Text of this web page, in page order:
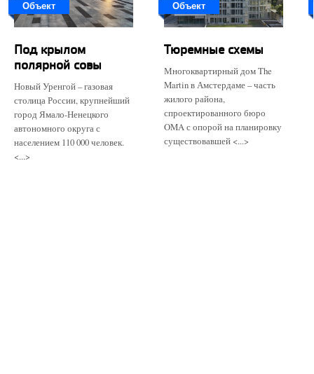
Объект
Под крылом
полярной совы
Новый Уренгой – газовая
столица России, крупнейший
город Ямало-Ненецкого
автономного округа с
населением 110 000 человек.
<...>
Объект
Тюремные схемы
Многоквартирный дом The
Martin в Амстердаме – часть
жилого района,
спроектированного бюро
OMA с опорой на планировку
существовавшей <...>